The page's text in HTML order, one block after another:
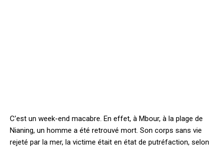
C’est un week-end macabre. En effet, à Mbour, à la plage de
Nianing, un homme a été retrouvé mort. Son corps sans vie
rejeté par la mer, la victime était en état de putréfaction, selon